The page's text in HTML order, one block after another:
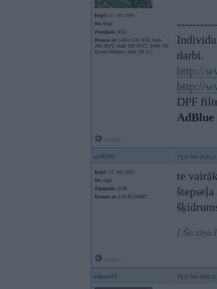
Kopš: 21. Oct 2004
No: Rīga
Ziņojumi: 4555
Braucu ar: 540ix G31 B58, Audi
200 20VT, Audi 100 20VT, 344K V8,
Ducati Monster, Audi V8 4.2
darbi.
http://
http://
DPF
AdBlue
sys9291 23. Nov 2020,
Kopš: 13. Jun 2003
No: Ogre
Ziņojumi: 5238
Braucu ar: F20 R1200RT
te
[ Šo ziņu
oskars11 23. Nov 2020,